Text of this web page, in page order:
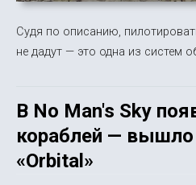
Судя по описанию,
не дадут — это одна из систем
В No Man's Sky
кораблей — вышло
«Orbital»